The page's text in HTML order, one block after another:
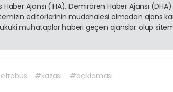
Haber Ajansı (İHA), Demirören Haber Ajansı
editörlerinin müdahalesi olmadan ajans
muhataplar haberi geçen ajanslar olup
#kazası #açıklaması